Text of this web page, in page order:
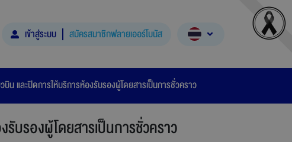
เข้าสู่ระบบ สมัครสมาชิกฟลายเออร์โบนัส
บิน และปิดการให้บริการห้องรับรองผู้โดยสารเป็นการชั่วคราว
บรองผู้โดยสารเป็นการชั่วคราว